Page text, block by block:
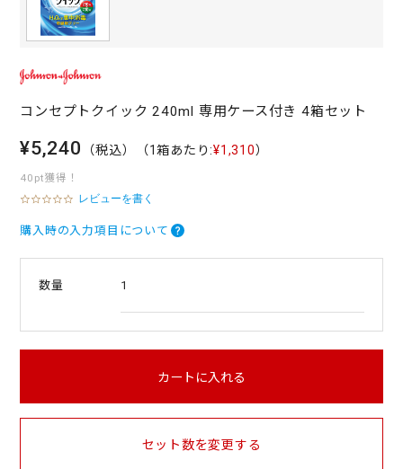
コンセプトクイック 240ml 専用ケース付き 4箱セット
¥5,240 （税込） （1箱あたり:¥1,310）
40pt獲得！
0
0
t
i
レビューを書く
購入時の入力項目について
数量 1
カートに入れる
セット数を変更する